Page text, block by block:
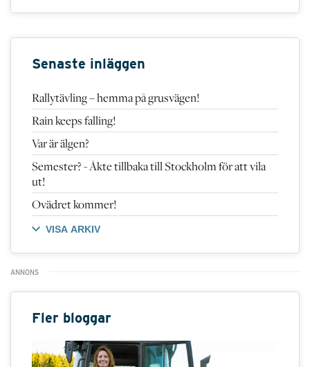
Senaste inläggen
Rallytävling – hemma på grusvägen!
Rain keeps falling!
Var är älgen?
Semester? - Åkte tillbaka till Stockholm för att vila
ut!
Ovädret kommer!
VISA ARKIV
Fler bloggar